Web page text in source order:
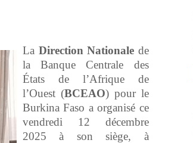
La Direction Nationale de
la Banque Centrale des
États de l’Afrique de
l’Ouest (BCEAO) pour le
Burkina Faso a organisé ce
vendredi 12 décembre
2025 à son siège, à